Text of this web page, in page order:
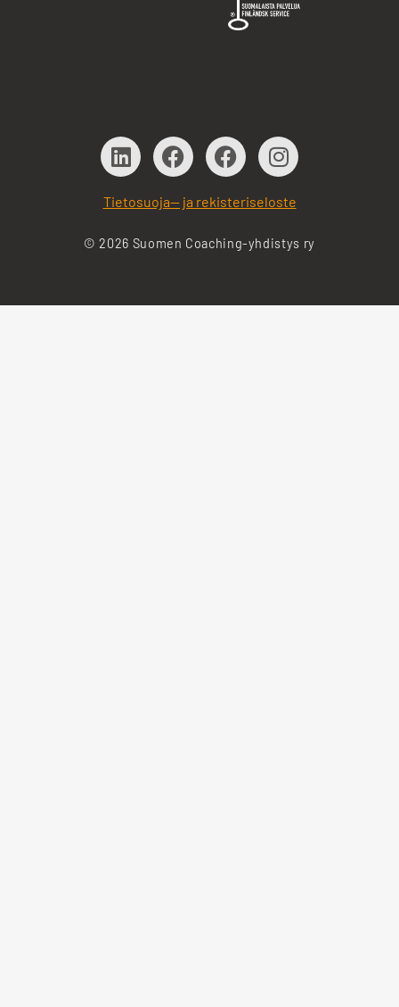
Tietosuoja— ja rekisteriseloste
© 2026 Suomen Coaching-yhdistys ry